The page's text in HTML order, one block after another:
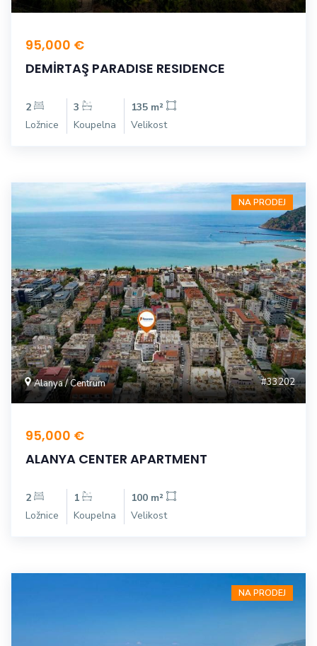
95,000 €
DEMİRTAŞ PARADISE RESIDENCE
2
Ložnice
3
Koupelna
135 m²
Velikost
NA PRODEJ
Alanya / Centrum #33202
95,000 €
ALANYA CENTER APARTMENT
2
Ložnice
1
Koupelna
100 m²
Velikost
NA PRODEJ